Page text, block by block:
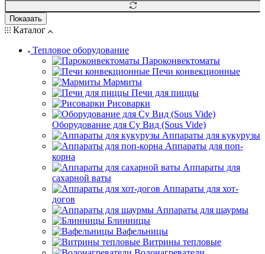
Показать
Каталог
Тепловое оборудование
Пароконвектоматы
Печи конвекционные
Мармиты
Печи для пиццы
Рисоварки
Оборудование для Су Вид (Sous Vide)
Аппараты для кукурузы
Аппараты для поп-
корна
Аппараты для
сахарной ваты
Аппараты для хот-
догов
Аппараты для шаурмы
Блинницы
Вафельницы
Витрины тепловые